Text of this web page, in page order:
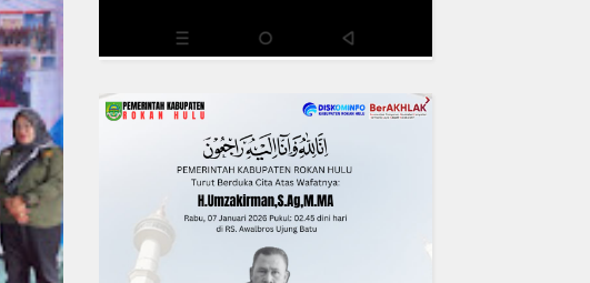
0
Polres Inhil bersama Pemkab
Riau Perkuat Sinergi Tangani